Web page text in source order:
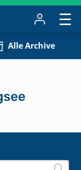
Alle Archive